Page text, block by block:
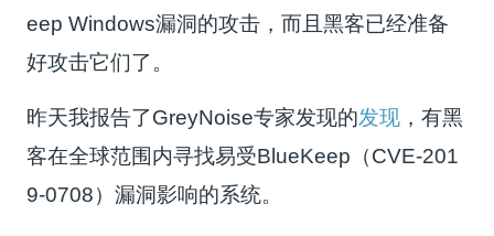
eep Windows漏洞的攻击，而且黑客已经准备
好攻击它们了。
昨天我报告了GreyNoise专家发现的发现 ，有黑
客在全球范围内寻找易受BlueKeep（CVE-201
9-0708）漏洞影响的系统。